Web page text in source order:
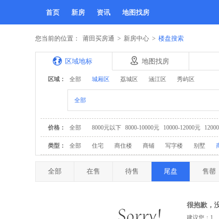
首页 新房 资讯 地图找房
您当前的位置： 莆田买房通 > 新房中心 > 楼盘搜索
区域地标 地图找房
区域： 全部 城厢区 荔城区 涵江区 秀屿区
全部
价格： 全部 8000元以下 8000-10000元 10000-12000元
类型： 全部 住宅 商住楼 商铺 写字楼 别墅
全部 在售 待售 尾盘 售罄
很抱歉，
建议您：1